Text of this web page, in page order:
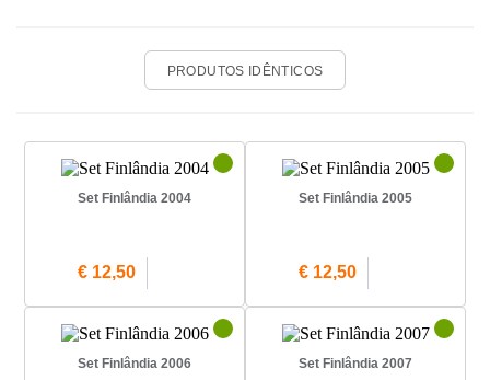
PRODUTOS IDÊNTICOS
Set Finlândia 2004
€ 12,50
Set Finlândia 2005
€ 12,50
Set Finlândia 2006 Set Finlândia 2007